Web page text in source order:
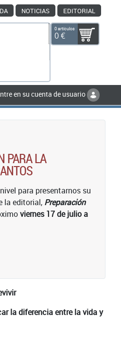
NOTICIAS EDITORIAL
0 artículos
0 €
en su cuenta de usuario
PARA LA
para presentarnos su
la editorial, Preparación
viernes 17 de julio a
la diferencia entre la vida y